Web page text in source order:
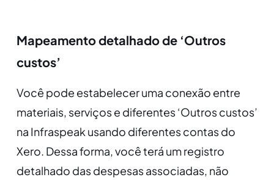
Mapeamento detalhado de ‘Outros
custos’
Você pode estabelecer uma conexão entre
materiais, serviços e diferentes ‘Outros custos’
na Infraspeak usando diferentes contas do
Xero. Dessa forma, você terá um registro
detalhado das despesas associadas, não